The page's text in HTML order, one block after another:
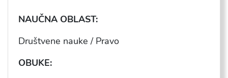
NAUČNA OBLAST:
Društvene nauke / Pravo
OBUKE: